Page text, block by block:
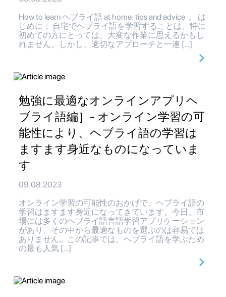
How to learn ヘブライ語 at home: tips and advice 。 は
じめに： 自宅でヘブライ語を学習することは、特に
初めての方にとっては、大変な作業に思えるかもし
れません。しかし、適切なアプローチと一連 […]
勉強に最適なオンラインアプリヘ
ブライ語編］- オンライン学習の可
能性により、ヘブライ語の学習は
ますます身近なものになっていま
す
09.08.2023
オンライン学習の可能性のおかげで、ヘブライ語の
学習はますます身近になってきています。今日、市
場には多くのヘブライ語言語学習アプリケーション
があり、その中から最適なものを選ぶのは容易では
ありません。この記事では、ヘブライ語を学ぶため
の最も人気 […]